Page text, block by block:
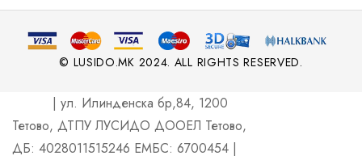
© LUSIDO.MK 2024. ALL RIGHTS RESERVED.
| ул. Илинденска бр,84, 1200
Тетово, ДТПУ ЛУСИДО ДООЕЛ Тетово,
ДБ: 4028011515246 ЕМБС: 6700454 |